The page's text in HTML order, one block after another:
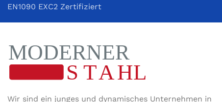
EN1090 EXC2 Zertifiziert
Wir sind ein junges und dynamisches Unternehmen in